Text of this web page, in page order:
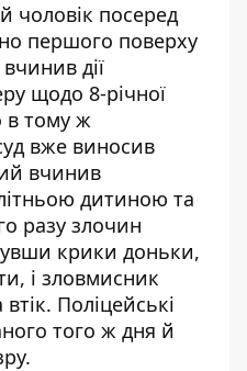
чоловік посеред
першого поверху
дії
щодо 8-річної
в тому ж
вже виносив
вчинив
дитиною та
разу злочин
крики доньки,
і зловмисник
Поліцейські
того ж дня й